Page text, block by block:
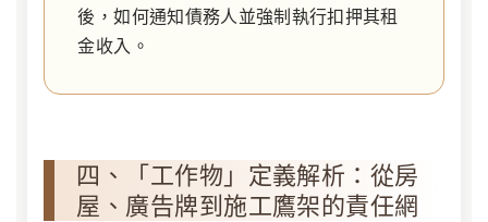
後，如何通知債務人並強制執行扣押其租
金收入。
四、「工作物」定義解析：從房
屋、廣告牌到施工鷹架的責任網